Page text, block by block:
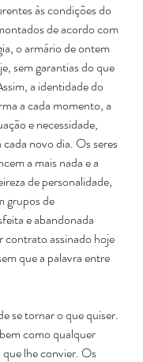
às condições do
de acordo com
o armário de ontem
sem garantias do que
a identidade do
a cada momento, a
e necessidade,
novo dia. Os seres
a mais nada e a
de personalidade,
grupos de
e abandonada
contrato assinado hoje
que a palavra entre
se tornar o que quiser.
como qualquer
lhe convier. Os